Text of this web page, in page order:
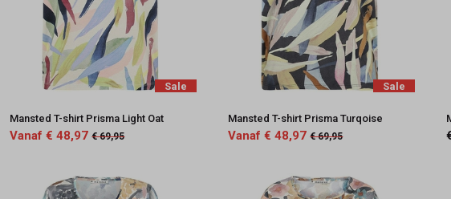
Sale
Mansted T-shirt Prisma Light Oat
Vanaf € 48,97 € 69,95
Sale
Mansted T-shirt Prisma Turqoise
Vanaf € 48,97 € 69,95